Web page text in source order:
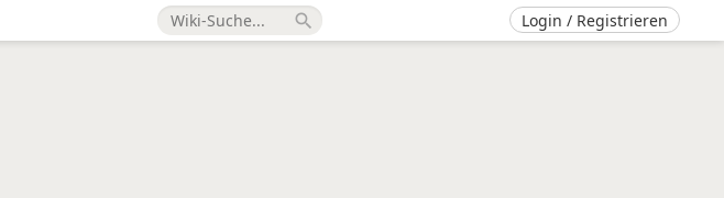
search Login / Registrieren